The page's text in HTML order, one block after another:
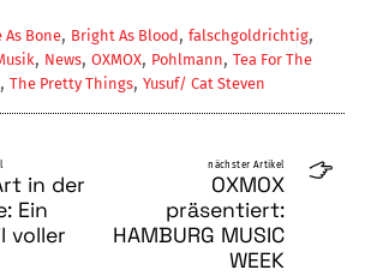
As Bone, Bright As Blood, falschgoldrichtig,
, News, OXMOX, Pohlmann, Tea For The
, The Pretty Things, Yusuf/ Cat Steven
in der
Ein
voller
nächster Artikel
OXMOX
präsentiert:
HAMBURG MUSIC
WEEK